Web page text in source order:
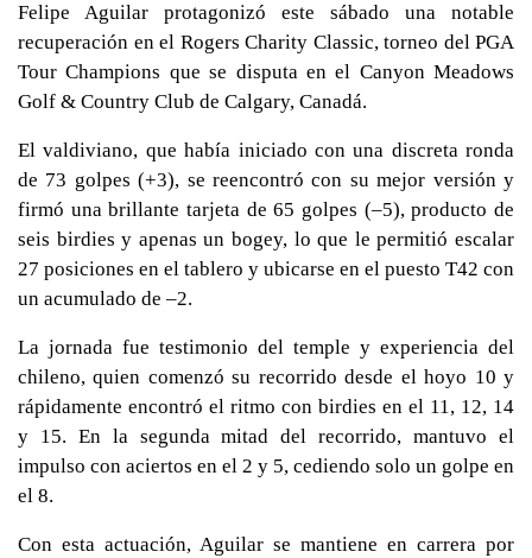
Felipe Aguilar protagonizó este sábado una notable
recuperación en el Rogers Charity Classic, torneo del PGA
Tour Champions que se disputa en el Canyon Meadows
Golf & Country Club de Calgary, Canadá.
El valdiviano, que había iniciado con una discreta ronda
de 73 golpes (+3), se reencontró con su mejor versión y
firmó una brillante tarjeta de 65 golpes (–5), producto de
seis birdies y apenas un bogey, lo que le permitió escalar
27 posiciones en el tablero y ubicarse en el puesto T42 con
un acumulado de –2.
La jornada fue testimonio del temple y experiencia del
chileno, quien comenzó su recorrido desde el hoyo 10 y
rápidamente encontró el ritmo con birdies en el 11, 12, 14
y 15. En la segunda mitad del recorrido, mantuvo el
impulso con aciertos en el 2 y 5, cediendo solo un golpe en
el 8.
Con esta actuación, Aguilar se mantiene en carrera por